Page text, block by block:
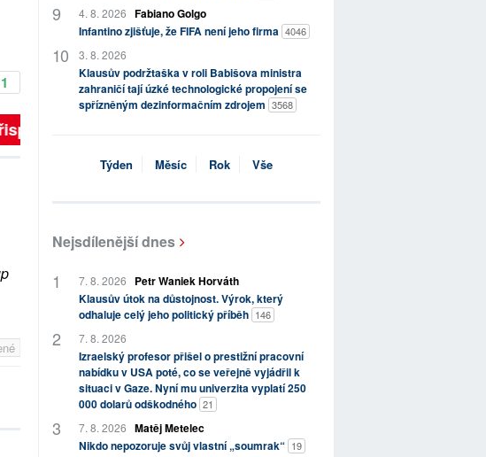
1
➥
4. 8. 2026 Fabiano Golgo
Infantino zjišťuje, že FIFA není jeho firma 4046
3. 8. 2026
Klausův podržtaška v roli Babišova ministra
zahraničí tají úzké technologické propojení se
spřízněným dezinformačním zdrojem 3568
Týden Měsíc Rok Vše
Nejsdílenější dnes
7. 8. 2026
Petr Waniek Horváth
Klausův útok na důstojnost. Výrok, který
odhaluje celý jeho politický příběh 146
7. 8. 2026
Izraelský profesor přišel o prestižní pracovní
nabídku v USA poté, co se veřejně vyjádřil k
situaci v Gaze. Nyní mu univerzita vyplatí 250
000 dolarů odškodného 21
7. 8. 2026 Matěj Metelec
Nikdo nepozoruje svůj vlastní „soumrak“ 19